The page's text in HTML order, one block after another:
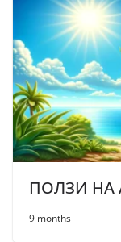
ПОЛЗИ НА
9 months